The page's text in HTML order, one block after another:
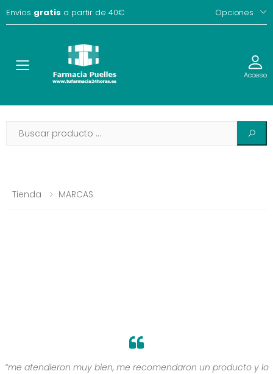
Envíos gratis a partir de 40€ Opciones
Toggle Acceso
Tienda MARCAS
“me atendieron muy bien, me recomendaron un producto y lo